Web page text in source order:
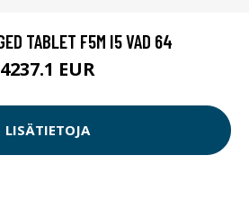
TABLET F5M I5 VAD 64
4237.1 EUR
LISÄTIETOJA